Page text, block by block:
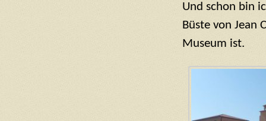
Und schon bin
Büste von Jean
Museum ist.